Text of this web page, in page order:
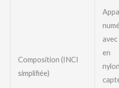
Composition (INCI
simplifiée)
en